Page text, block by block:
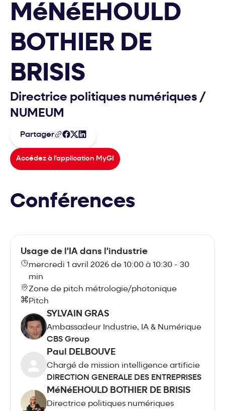
MéNéEHOULD
BOTHIER DE
BRISIS
Directrice politiques numériques /
NUMEUM
Partager
Accédez à l'application MyGI
Conférences
Usage de l'IA dans l'industrie
mercredi 1 avril 2026 de 10:00 à 10:30 - 30
min
Zone de pitch métrologie/photonique
Pitch
SYLVAIN GRAS
Ambassadeur Industrie, IA & Numérique
CBS Group
Paul DELBOUVE
Chargé de mission intelligence artificie
DIRECTION GENERALE DES ENTREPRISES
MéNéEHOULD BOTHIER DE BRISIS
Directrice politiques numériques